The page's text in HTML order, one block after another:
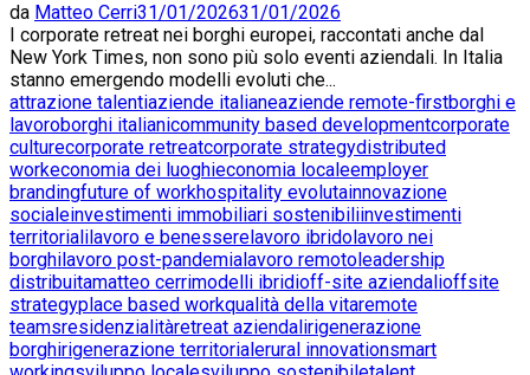
da Matteo Cerri31/01/202631/01/2026
I corporate retreat nei borghi europei, raccontati anche dal
New York Times, non sono più solo eventi aziendali. In Italia
stanno emergendo modelli evoluti che...
attrazione talentiaziende italianeaziende remote-firstborghi e
lavoroborghi italianicommunity based developmentcorporate
culturecorporate retreatcorporate strategydistributed
workeconomia dei luoghieconomia localeemployer
brandingfuture of workhospitality evolutainnovazione
socialeinvestimenti immobiliari sostenibiliinvestimenti
territoriali lavoro e benessere lavoro ibrido lavoro nei
borghi lavoro post-pandemia lavoro remoto leadership
distribuitamatteo cerrimodelli ibridioff-site aziendalioffsite
strategyplace based workqualità della vitaremote
teamsresidenzialitàretreat aziendalirigenerazione
borghirigenerazione territorialerural innovationsmart